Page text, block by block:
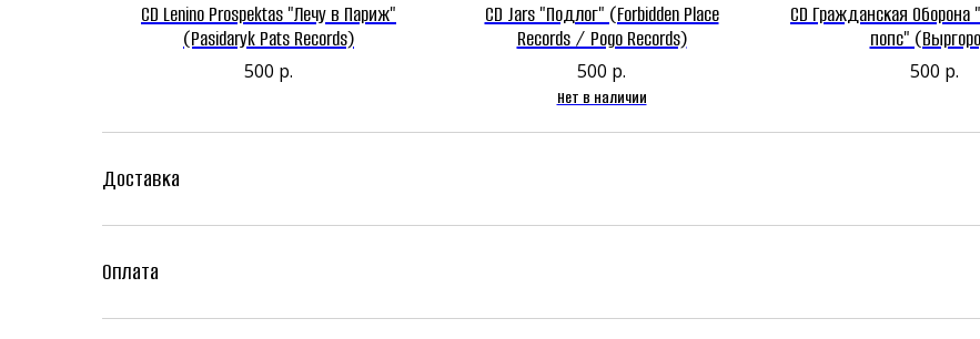
CD Lenino Prospektas "Лечу в Париж"
(Pasidaryk Pats Records)
500 р.
CD Jars "Подлог" (Forbidden Place
Records / Pogo Records)
500 р.
Нет в наличии
CD Гражданская
попс"
500 р.
Доставка
Оплата